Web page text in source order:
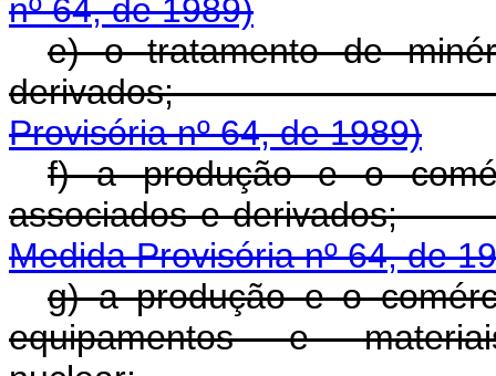
nº 64, de 1989)
e) o tratamento de
Provisória nº 64, de 1989)
f) a produção e o
associados e
Medida Provisória nº 64, de
g) a produção e o
equipamentos e